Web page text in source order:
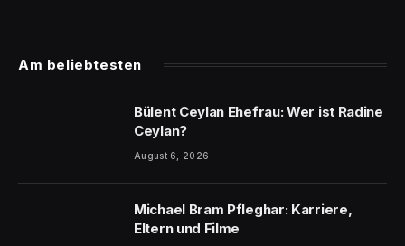
Am beliebtesten
Bülent Ceylan Ehefrau: Wer ist Radine
Ceylan?
August 6, 2026
Michael Bram Pfleghar: Karriere,
Eltern und Filme